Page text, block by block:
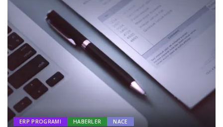
ERP PROGRAMI HABERLER NACE